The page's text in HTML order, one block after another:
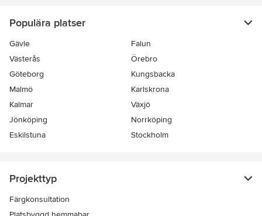
Populära platser
Gävle
Falun
Västerås
Örebro
Göteborg
Kungsbacka
Malmö
Karlskrona
Kalmar
Växjö
Jönköping
Norrköping
Eskilstuna
Stockholm
Projekttyp
Färgkonsultation